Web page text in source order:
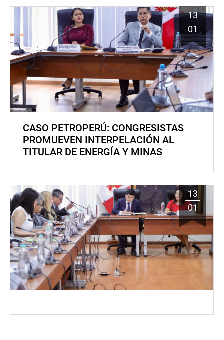
13
01
CASO PETROPERÚ: CONGRESISTAS
PROMUEVEN INTERPELACIÓN AL
TITULAR DE ENERGÍA Y MINAS
13
01